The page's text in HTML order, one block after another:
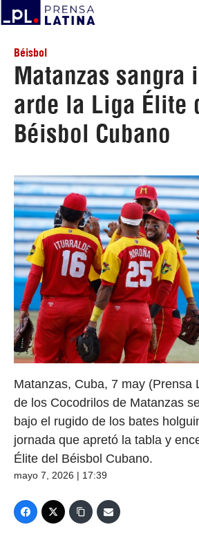
Béisbol
Matanzas sangra
arde la Liga Élite
Béisbol Cubano
Matanzas, Cuba, 7 may (Prensa
de los Cocodrilos de Matanzas
bajo el rugido de los bates
jornada que apretó la tabla y
Élite del Béisbol Cubano.
mayo 7, 2026 | 17:39